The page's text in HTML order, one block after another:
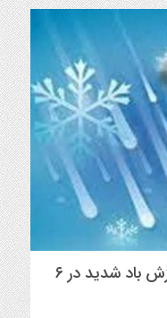
هواشناسی ایران / رگبار باران و وزش باد شدید در ۶